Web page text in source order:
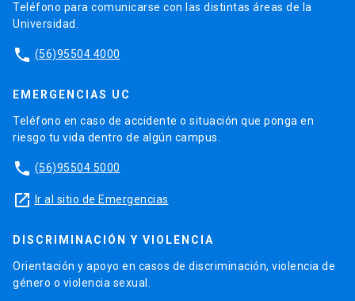
Teléfono para comunicarse con las distintas áreas de la
Universidad.
phone (56)95504 4000
EMERGENCIAS UC
Teléfono en caso de accidente o situación que ponga en
riesgo tu vida dentro de algún campus.
phone (56)95504 5000
launch Ir al sitio de Emergencias
DISCRIMINACIÓN Y VIOLENCIA
Orientación y apoyo en casos de discriminación, violencia de
género o violencia sexual.